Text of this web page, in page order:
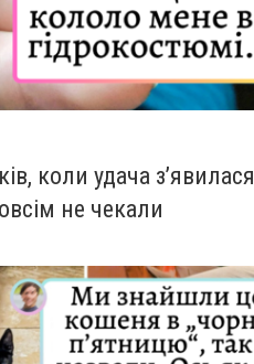
коли удача з’явилася
не чекали